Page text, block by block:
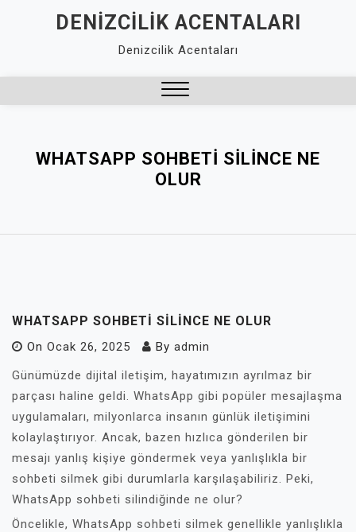
DENIZCILIK ACENTALARI
Denizcilik Acentaları
WHATSAPP SOHBETI SILINCE NE
OLUR
WHATSAPP SOHBETI SILINCE NE OLUR
On Ocak 26, 2025 By admin
Günümüzde dijital iletişim, hayatımızın ayrılmaz bir
parçası haline geldi. WhatsApp gibi popüler mesajlaşma
uygulamaları, milyonlarca insanın günlük iletişimini
kolaylaştırıyor. Ancak, bazen hızlıca gönderilen bir
mesajı yanlış kişiye göndermek veya yanlışlıkla bir
sohbeti silmek gibi durumlarla karşılaşabiliriz. Peki,
WhatsApp sohbeti silindiğinde ne olur?
Öncelikle, WhatsApp sohbeti silmek genellikle yanlışlıkla